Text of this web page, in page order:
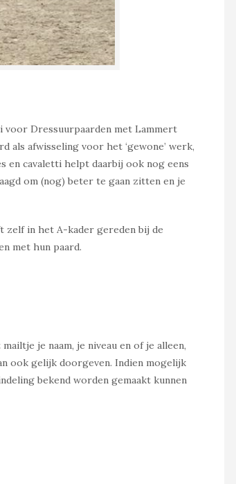
voor Dressuurpaarden met Lammert
als afwisseling voor het ‘gewone’ werk,
en cavaletti helpt daarbij ook nog eens
om (nog) beter te gaan zitten en je
zelf in het A-kader gereden bij de
met hun paard.
je naam, je niveau en of je alleen,
ook gelijk doorgeven. Indien mogelijk
bekend worden gemaakt kunnen